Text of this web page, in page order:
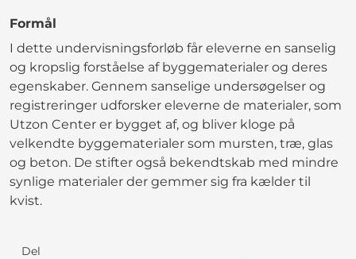
Formål
I dette undervisningsforløb får eleverne en sanselig
og kropslig forståelse af byggematerialer og deres
egenskaber. Gennem sanselige undersøgelser og
registreringer udforsker eleverne de materialer, som
Utzon Center er bygget af, og bliver kloge på
velkendte byggematerialer som mursten, træ, glas
og beton. De stifter også bekendtskab med mindre
synlige materialer der gemmer sig fra kælder til
kvist.
Del